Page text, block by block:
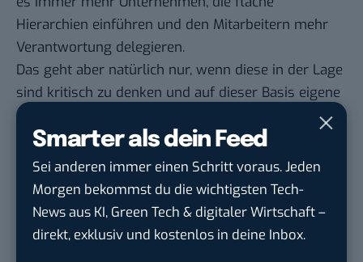
Smarter als dein Feed
Sei anderen immer einen Schritt voraus. Jeden
Morgen bekommst du die wichtigsten Tech-
News aus KI, Green Tech & digitaler Wirtschaft –
direkt, exklusiv und kostenlos in deine Inbox.
Hierarchien einführen und den Mitarbeitern mehr
Verantwortung delegieren.
Das geht aber natürlich nur, wenn diese in der Lage
sind kritisch zu denken und auf dieser Basis eigene
Entscheidungen zu treffen. Dabei spielt die
Organisation eine wichtige Rolle. Wie sieht sie
kritisch denkende Mitarbeiter? Steht sie ihren
Vorschlägen im Weg oder wird respektvolle Kritik
belohnt?
Wie kannst du kritisches Denken